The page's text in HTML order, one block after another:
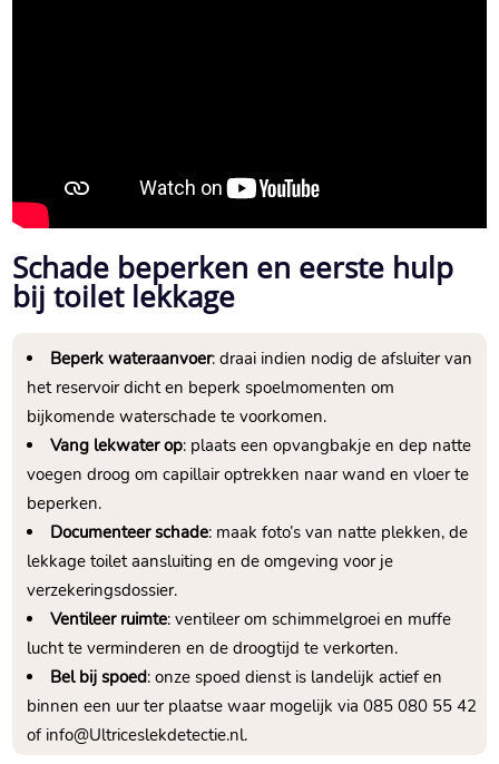
Schade beperken en eerste hulp
bij toilet lekkage
Beperk wateraanvoer: draai indien nodig de afsluiter van
het reservoir dicht en beperk spoelmomenten om
bijkomende waterschade te voorkomen.​
Vang lekwater op: plaats een opvangbakje en dep natte
voegen droog om capillair optrekken naar wand en vloer te
beperken.​
Documenteer schade: maak foto’s van natte plekken, de
lekkage toilet aansluiting en de omgeving voor je
verzekeringsdossier.​
Ventileer ruimte: ventileer om schimmelgroei en muffe
lucht te verminderen en de droogtijd te verkorten.​
Bel bij spoed: onze spoed dienst is landelijk actief en
binnen een uur ter plaatse waar mogelijk via 085 080 55 42
of info@Ultriceslekdetectie.​nl.​